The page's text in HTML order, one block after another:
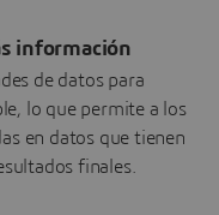
información
de datos para
lo que permite a los
en datos que tienen
finales.